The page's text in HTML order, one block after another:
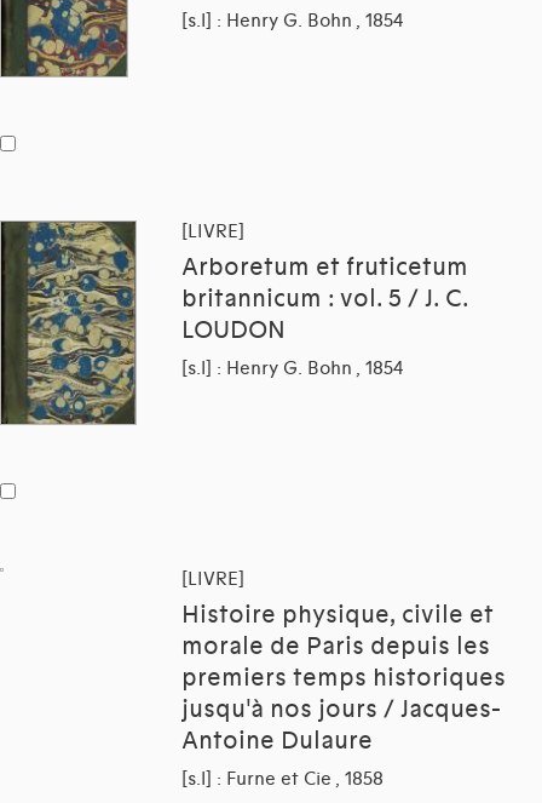
[s.l] : Henry G. Bohn , 1854
[LIVRE]
Arboretum et fruticetum
britannicum : vol. 5 / J. C.
LOUDON
[s.l] : Henry G. Bohn , 1854
[LIVRE]
Histoire physique, civile et
morale de Paris depuis les
premiers temps historiques
jusqu'à nos jours / Jacques-
Antoine Dulaure
[s.l] : Furne et Cie , 1858